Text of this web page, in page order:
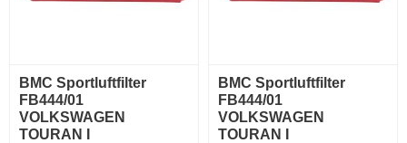
BMC Sportluftfilter
FB444/01
VOLKSWAGEN
TOURAN I
BMC Sportluftfilter
FB444/01
VOLKSWAGEN
TOURAN I